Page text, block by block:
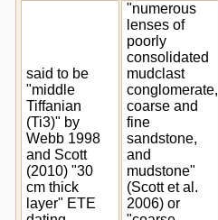
said to be
"middle
Tiffanian
(Ti3)" by
Webb 1998
and Scott
(2010) "30
cm thick
layer" ETE
"numerous
lenses of
poorly
consolidated
mudclast
conglomerate,
coarse and
fine
sandstone,
and
mudstone"
(Scott et al.
2006) or